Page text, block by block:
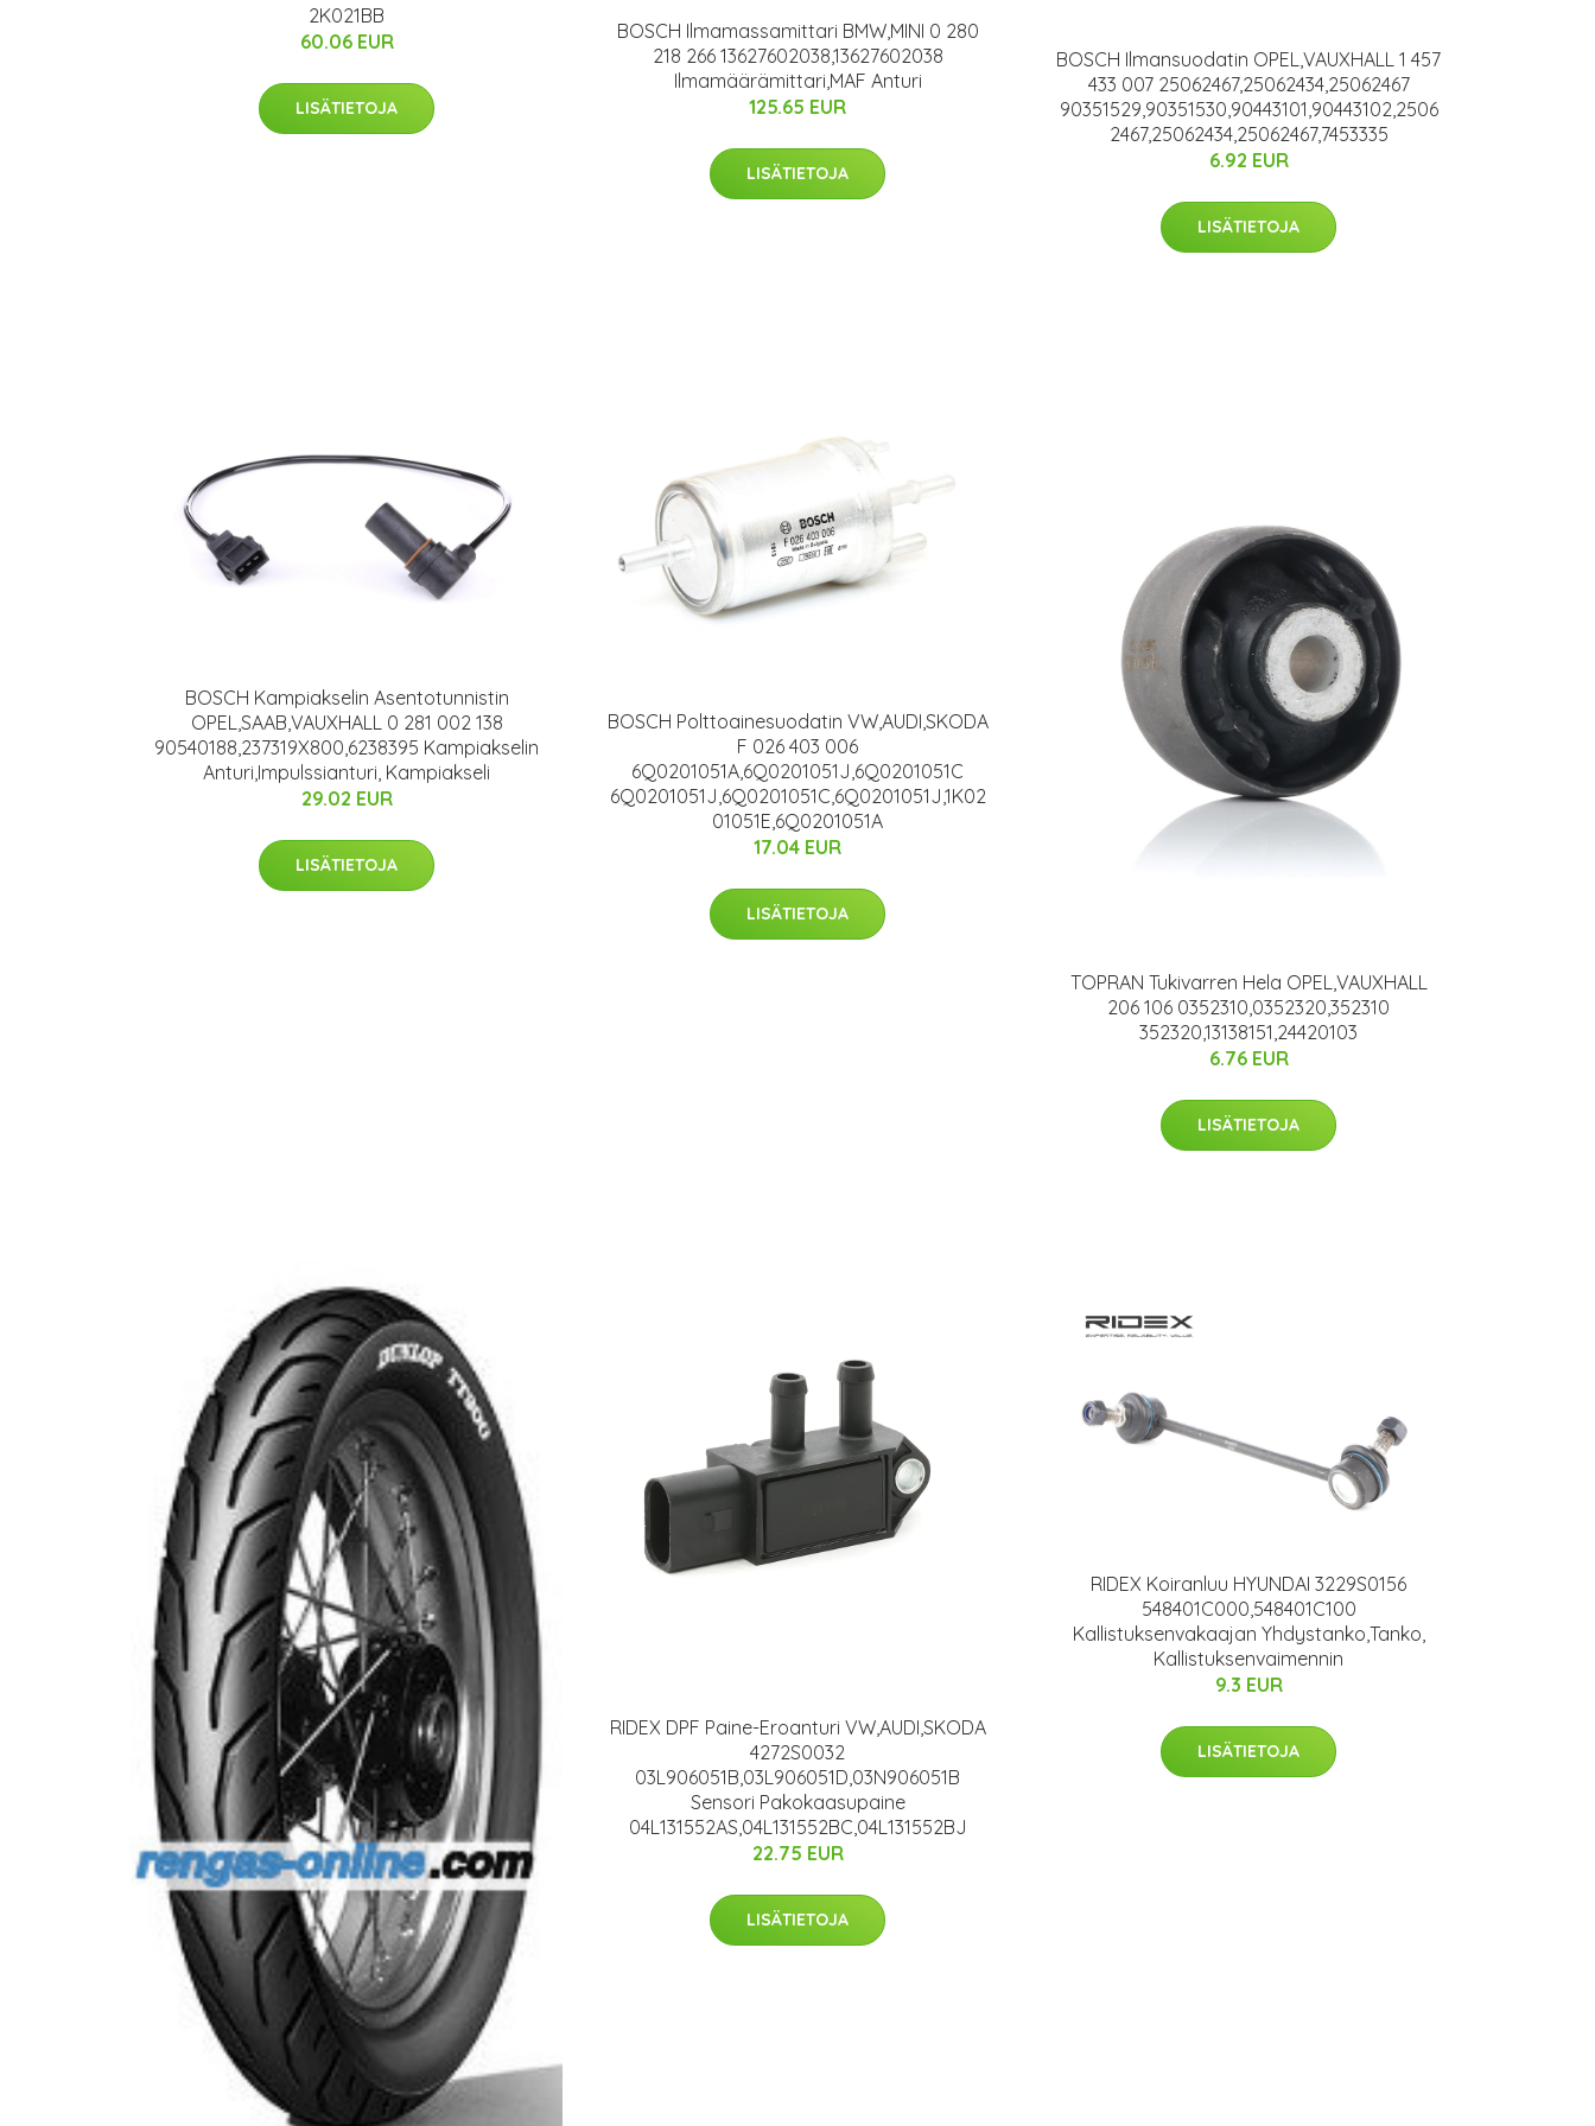
2K021BB
60.06 EUR
LISÄTIETOJA
BOSCH Ilmamassamittari BMW,MINI 0 280
218 266 13627602038,13627602038
Ilmamäärämittari,MAF Anturi
125.65 EUR
LISÄTIETOJA
BOSCH Ilmansuodatin OPEL,VAUXHALL 1 457
433 007 25062467,25062434,25062467
90351529,90351530,90443101,90443102,2506
2467,25062434,25062467,7453335
6.92 EUR
LISÄTIETOJA
BOSCH Kampiakselin Asentotunnistin
OPEL,SAAB,VAUXHALL 0 281 002 138
90540188,237319X800,6238395 Kampiakselin
Anturi,Impulssianturi, Kampiakseli
29.02 EUR
LISÄTIETOJA
BOSCH Polttoainesuodatin VW,AUDI,SKODA
F 026 403 006
6Q0201051A,6Q0201051J,6Q0201051C
6Q0201051J,6Q0201051C,6Q0201051J,1K02
01051E,6Q0201051A
17.04 EUR
LISÄTIETOJA
TOPRAN Tukivarren Hela OPEL,VAUXHALL
206 106 0352310,0352320,352310
352320,13138151,24420103
6.76 EUR
LISÄTIETOJA
RIDEX DPF Paine-Eroanturi VW,AUDI,SKODA
4272S0032
03L906051B,03L906051D,03N906051B
Sensori Pakokaasupaine
04L131552AS,04L131552BC,04L131552BJ
22.75 EUR
LISÄTIETOJA
RIDEX Koiranluu HYUNDAI 3229S0156
548401C000,548401C100
Kallistuksenvakaajan Yhdystanko,Tanko,
Kallistuksenvaimennin
9.3 EUR
LISÄTIETOJA